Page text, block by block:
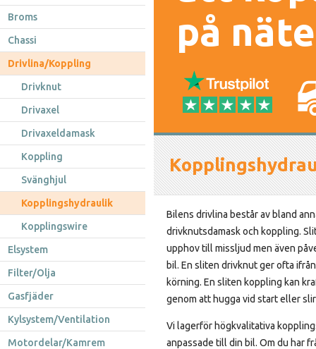
Broms
Chassi
Drivlina/Koppling
Drivknut
Drivaxel
Drivaxeldamask
Koppling
Svänghjul
Kopplingshydraulik
Kopplingswire
Elsystem
Filter/Olja
Gasfjäder
Kylsystem/Ventilation
Motordelar/Kamrem
på
Bilens drivlina består av bland
drivknutsdamask och koppling.
upphov till missljud men även
bil. En sliten drivknut ger ofta
körning. En sliten koppling kan
genom att hugga vid start eller
Vi lagerför högkvalitativa
anpassade till din bil. Om du har